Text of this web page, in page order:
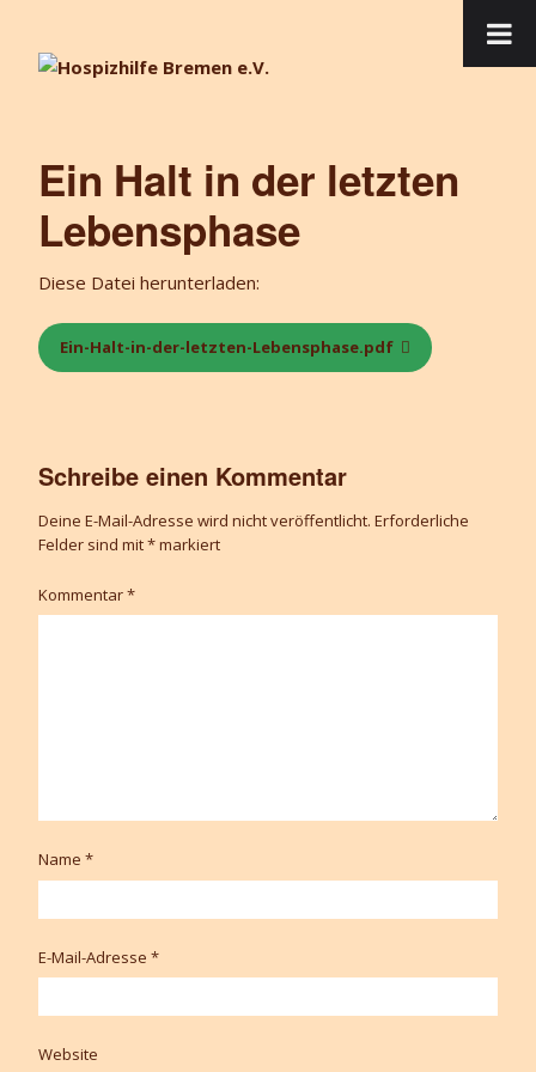
Ein Halt in der letzten
Lebensphase
Diese Datei herunterladen:
Ein-Halt-in-der-letzten-Lebensphase.pdf
Schreibe einen Kommentar
Deine E-Mail-Adresse wird nicht veröffentlicht. Erforderliche
Felder sind mit*markiert
Kommentar*
Name *
E-Mail-Adresse *
Website